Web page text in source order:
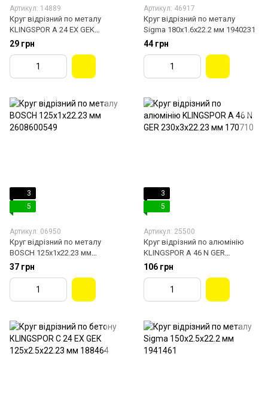
Артикул: 14889
Круг відрізний по металу
KLINGSPOR A 24 EX GEK
125х2.5х22.23 мм 188463
29 грн
Артикул: 46917
Круг відрізний по металу
Sigma 180х1.6х22.2 мм 1940231
44 грн
3
5
Артикул: 06950
Круг відрізний по металу
BOSCH 125х1х22.23 мм
2608600549
37 грн
3
5
Артикул: 25500
Круг відрізний по алюмінію
KLINGSPOR A 46 N GER
230х3х22.23 мм 170710
106 грн